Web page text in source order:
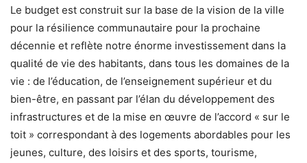
Le budget est construit sur la base de la vision de la ville
pour la résilience communautaire pour la prochaine
décennie et reflète notre énorme investissement dans la
qualité de vie des habitants, dans tous les domaines de la
vie : de l’éducation, de l’enseignement supérieur et du
bien-être, en passant par l’élan du développement des
infrastructures et de la mise en œuvre de l’accord « sur le
toit » correspondant à des logements abordables pour les
jeunes, culture, des loisirs et des sports, tourisme,